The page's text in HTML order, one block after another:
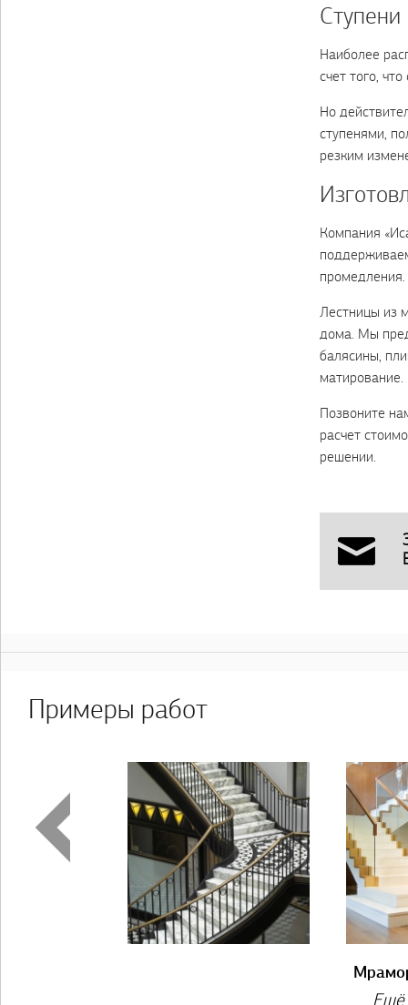
Наиболее
счет того,
Но
ступенями,
резким
Компания
промедления.
Лестницы из
дома. Мы
балясины,
Позвоните
расчет
решении.
Примеры работ
Ещё